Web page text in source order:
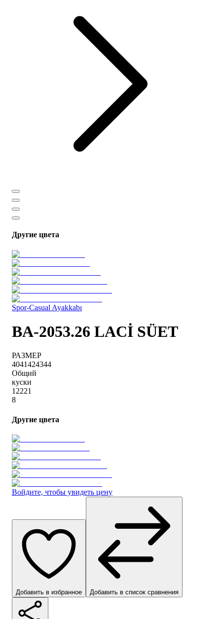
Другие цвета
Spor-Casual Ayakkabı
BA-2053.26 LACİ SÜET
РАЗМЕР
4041424344
Общий
куски
12221
8
Другие цвета
Войдите, чтобы увидеть цену
Добавить в избранное Добавить в список сравнения